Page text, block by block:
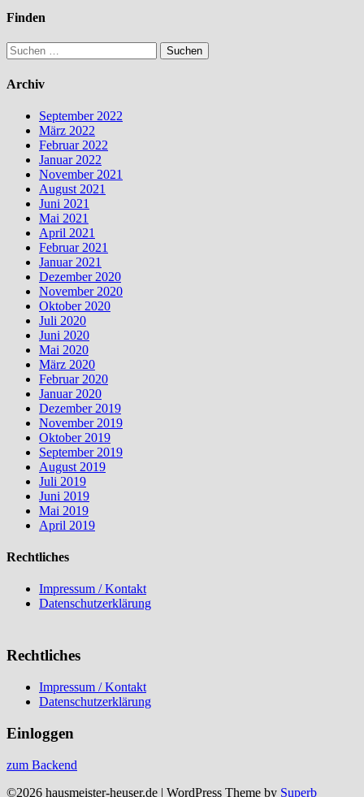
Finden
Suchen
nach:
Archiv
September 2022
März 2022
Februar 2022
Januar 2022
November 2021
August 2021
Juni 2021
Mai 2021
April 2021
Februar 2021
Januar 2021
Dezember 2020
November 2020
Oktober 2020
Juli 2020
Juni 2020
Mai 2020
März 2020
Februar 2020
Januar 2020
Dezember 2019
November 2019
Oktober 2019
September 2019
August 2019
Juli 2019
Juni 2019
Mai 2019
April 2019
Rechtliches
Impressum / Kontakt
Datenschutzerklärung
Rechtliches
Impressum / Kontakt
Datenschutzerklärung
Einloggen
zum Backend
©2026 hausmeister-heuser.de | WordPress Theme by Superb